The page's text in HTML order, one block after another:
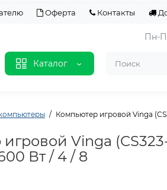
Оферта Контакты
Каталог
Пн-
Компьютер игровой Vinga
Vinga
Вт / 4 / 8